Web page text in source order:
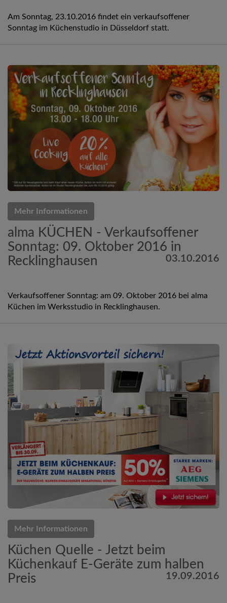
Am Sonntag, 23.10.2016 findet ein verkaufsoffener
Sonntag im Küchenstudio in Düsseldorf statt.
Mehr Informationen
alma KÜCHEN - Verkaufsoffener
Sonntag: 09. Oktober 2016 in
Recklinghausen
03.10.2016
Verkaufsoffener Sonntag: am 09. Oktober 2016 bei alma
Küchen im Werksstudio in Recklinghausen.
Mehr Informationen
Küchen Quelle - Jetzt beim
Küchenkauf E-Geräte zum halben
Preis
19.09.2016